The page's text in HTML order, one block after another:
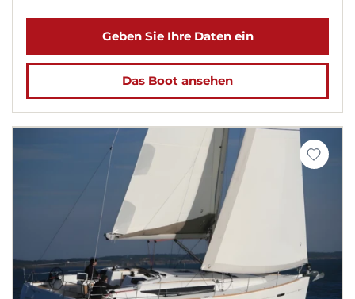
Geben Sie Ihre Daten ein
Das Boot ansehen